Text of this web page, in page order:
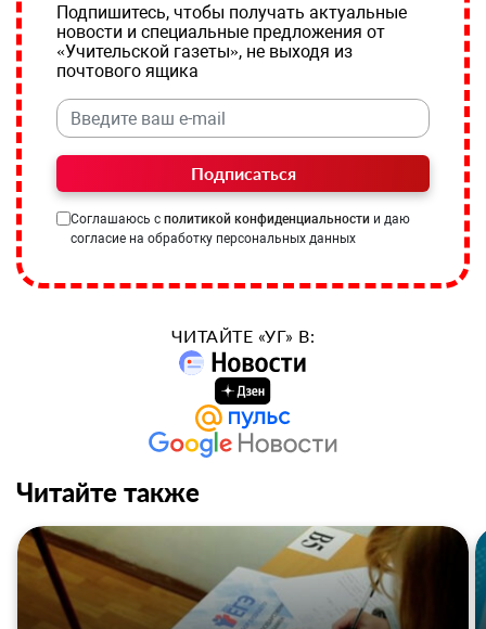
Подпишитесь, чтобы получать актуальные
новости и специальные предложения от
«Учительской газеты», не выходя из
почтового ящика
Подписаться
Соглашаюсь с политикой конфиденциальности и даю
согласие на обработку персональных данных
ЧИТАЙТЕ «УГ» В:
Читайте также